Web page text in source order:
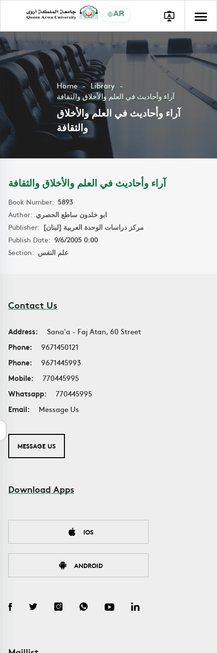
AR
Home
Library
آراء وأحاديث في العلم والأخلاق والثقافة
آراء وأحاديث في العلم والأخلاق
والثقافة
آراء وأحاديث في العلم والأخلاق والثقافة
Book Number: 5893
Author: ابو خلدون ساطع الحصري
Publisher: مركز دراسات الوحدة العربية [لبنان]
Publish Date: 9/6/2005 0:00
Section: علم النفس
Contact Us
Address:
Sana'a - Faj Atan, 60 Street
Phone:
9671450121
Phone:
9671445993
Mobile:
770445995
Whatsapp:
770445995
Email:
Message Us
MESSAGE US
Download Apps
IOS
ANDROID